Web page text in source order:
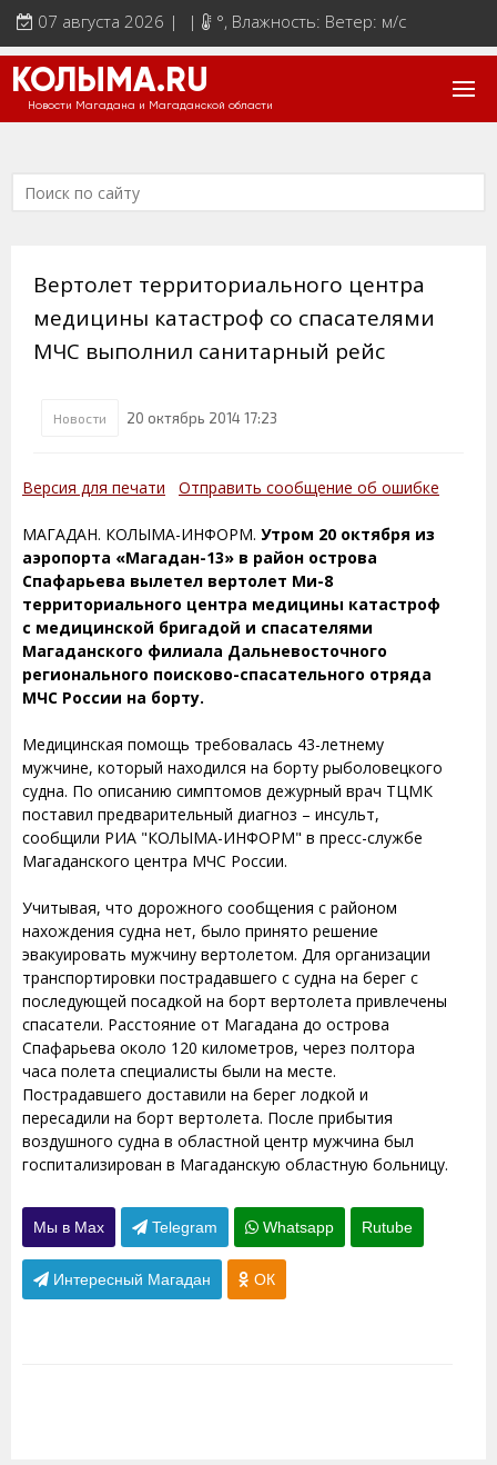
07 августа 2026 | | °, Влажность: Ветер: м/с
КОЛЫМА.RU
Новости Магадана и Магаданской области
Вертолет территориального центра
медицины катастроф со спасателями
МЧС выполнил санитарный рейс
Новости 20 октябрь 2014 17:23
Версия для печати Отправить сообщение об ошибке
МАГАДАН. КОЛЫМА-ИНФОРМ. Утром 20 октября из
аэропорта «Магадан-13» в район острова
Спафарьева вылетел вертолет Ми-8
территориального центра медицины катастроф
с медицинской бригадой и спасателями
Магаданского филиала Дальневосточного
регионального поисково-спасательного отряда
МЧС России на борту.
Медицинская помощь требовалась 43-летнему
мужчине, который находился на борту рыболовецкого
судна. По описанию симптомов дежурный врач ТЦМК
поставил предварительный диагноз – инсульт,
сообщили РИА "КОЛЫМА-ИНФОРМ" в пресс-службе
Магаданского центра МЧС России.
Учитывая, что дорожного сообщения с районом
нахождения судна нет, было принято решение
эвакуировать мужчину вертолетом. Для организации
транспортировки пострадавшего с судна на берег с
последующей посадкой на борт вертолета привлечены
спасатели. Расстояние от Магадана до острова
Спафарьева около 120 километров, через полтора
часа полета специалисты были на месте.
Пострадавшего доставили на берег лодкой и
пересадили на борт вертолета. После прибытия
воздушного судна в областной центр мужчина был
госпитализирован в Магаданскую областную больницу.
Мы в Max Telegram Whatsapp Rutube
Интересный Магадан ОК